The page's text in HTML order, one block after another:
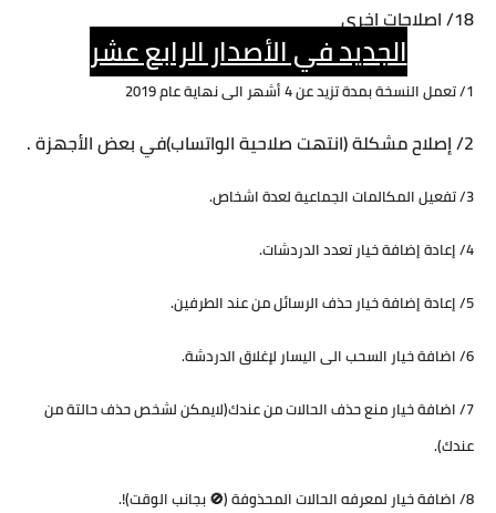
18/ اصلاحات اخرى
الجديد في الأصدار الرابع عشر
1/ تعمل النسخة بمدة تزيد عن 4 أشهر الى نهاية عام 2019
2/ إصلاح مشكلة (انتهت صلاحية الواتساب)في بعض الأجهزة .
3/ تفعيل المكالمات الجماعية لعدة اشخاص.
4/ إعادة إضافة خيار تعدد الدردشات.
5/ إعادة إضافة خيار حذف الرسائل من عند الطرفين.
6/ اضافة خيار السحب الى اليسار لإغلاق الدردشة.
7/ اضافة خيار منع حذف الحالات من عندك(لايمكن لشخص حذف حالتة من
عندك).
8/ اضافة خيار لمعرفه الحالات المحذوفة (🚫 بجانب الوقت)!.